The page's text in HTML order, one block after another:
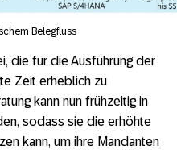
Belegfluss
die für die Ausführung der
Zeit erheblich zu
kann nun frühzeitig in
sodass sie die erhöhte
kann, um ihre Mandanten